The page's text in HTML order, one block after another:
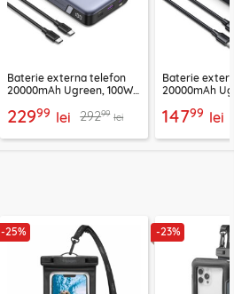
Baterie externa telefon
20000mAh Ugreen, 100W,
22999 lei 29299 lei
Baterie
20000mAh
14799 lei
-25% -23%